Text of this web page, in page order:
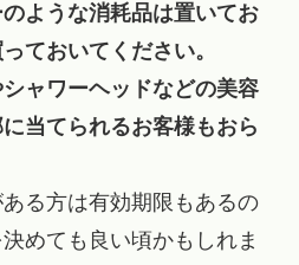
ような消耗品は置いてお
ておいてください。
ャワーヘッドなどの美容
当てられるお客様もおら
る方は有効期限もあるの
めても良い頃かもしれま